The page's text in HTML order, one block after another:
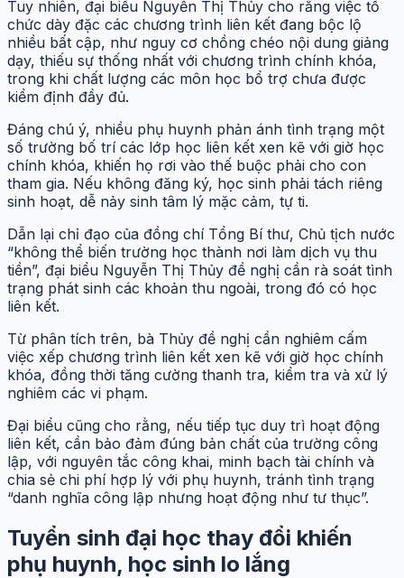
Tuy nhiên, đại biểu Nguyễn Thị Thủy cho rằng việc tổ
chức dày đặc các chương trình liên kết đang bộc lộ
nhiều bất cập, như nguy cơ chồng chéo nội dung giảng
dạy, thiếu sự thống nhất với chương trình chính khóa,
trong khi chất lượng các môn học bổ trợ chưa được
kiểm định đầy đủ.
Đáng chú ý, nhiều phụ huynh phản ánh tình trạng một
số trường bố trí các lớp học liên kết xen kẽ với giờ học
chính khóa, khiến họ rơi vào thế buộc phải cho con
tham gia. Nếu không đăng ký, học sinh phải tách riêng
sinh hoạt, dễ nảy sinh tâm lý mặc cảm, tự ti.
Dẫn lại chỉ đạo của đồng chí Tổng Bí thư, Chủ tịch nước
“không thể biến trường học thành nơi làm dịch vụ thu
tiền”, đại biểu Nguyễn Thị Thủy đề nghị cần rà soát tình
trạng phát sinh các khoản thu ngoài, trong đó có học
liên kết.
Từ phân tích trên, bà Thủy đề nghị cần nghiêm cấm
việc xếp chương trình liên kết xen kẽ với giờ học chính
khóa, đồng thời tăng cường thanh tra, kiểm tra và xử lý
nghiêm các vi phạm.
Đại biểu cũng cho rằng, nếu tiếp tục duy trì hoạt động
liên kết, cần bảo đảm đúng bản chất của trường công
lập, với nguyên tắc công khai, minh bạch tài chính và
chia sẻ chi phí hợp lý với phụ huynh, tránh tình trạng
“danh nghĩa công lập nhưng hoạt động như tư thục”.
Tuyển sinh đại học thay đổi khiến
phụ huynh, học sinh lo lắng